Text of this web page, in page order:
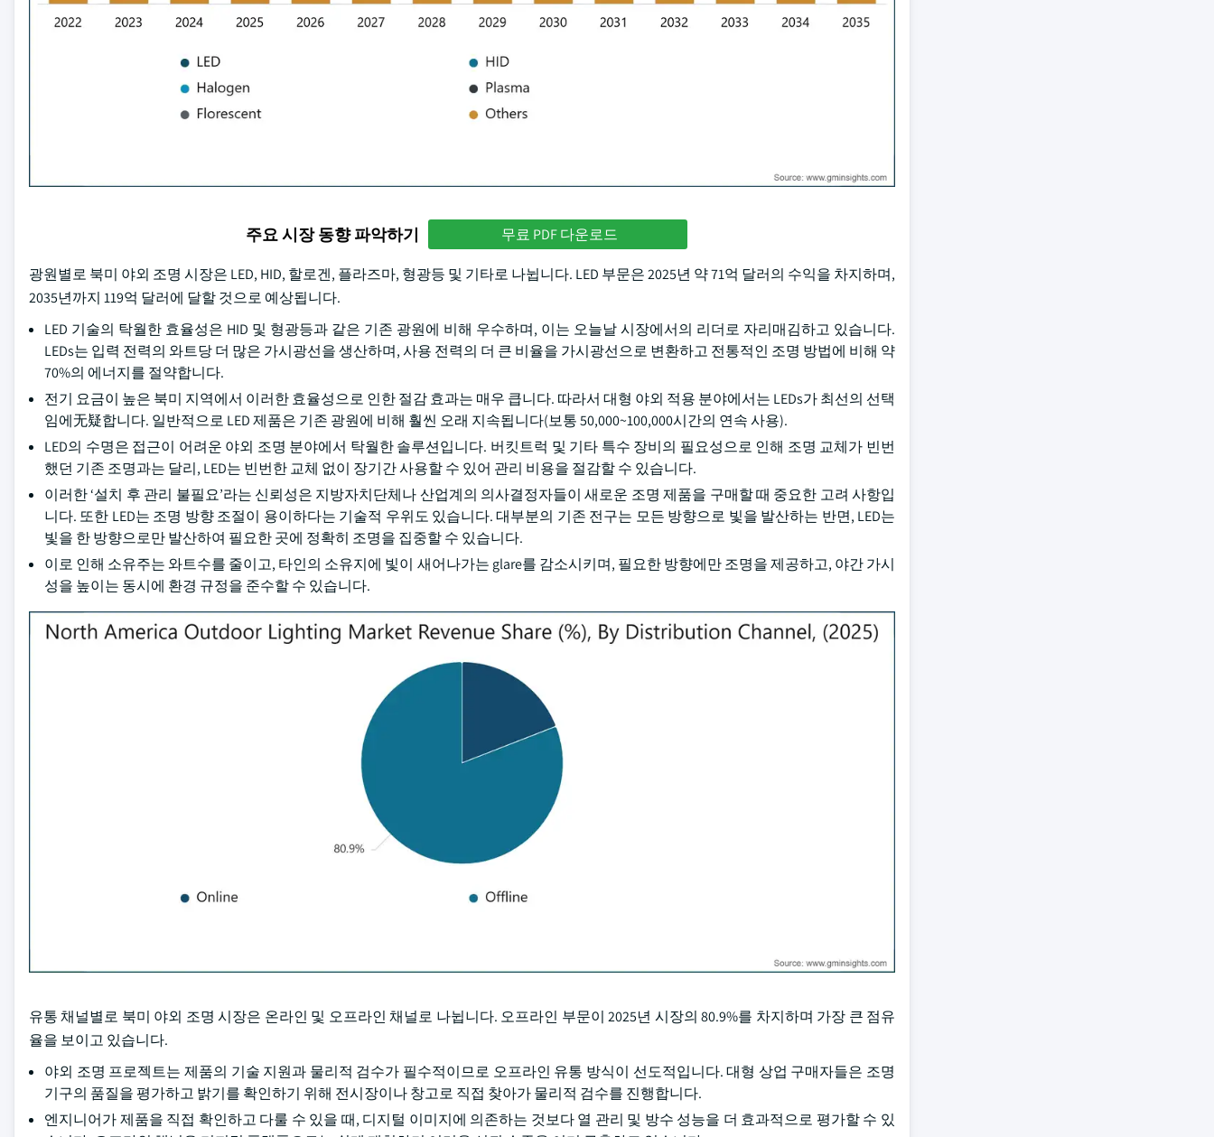
주요 시장 동향 파악하기 무료 PDF 다운로드
광원별로 북미 야외 조명 시장은 LED, HID, 할로겐, 플라즈마, 형광등 및 기타로 나뉩니다. LED 부문은 2025년 약 71억 달러의 수익을 차지하며,
2035년까지 119억 달러에 달할 것으로 예상됩니다.
LED 기술의 탁월한 효율성은 HID 및 형광등과 같은 기존 광원에 비해 우수하며, 이는 오늘날 시장에서의 리더로 자리매김하고 있습니다.
LEDs는 입력 전력의 와트당 더 많은 가시광선을 생산하며, 사용 전력의 더 큰 비율을 가시광선으로 변환하고 전통적인 조명 방법에 비해 약
70%의 에너지를 절약합니다.
전기 요금이 높은 북미 지역에서 이러한 효율성으로 인한 절감 효과는 매우 큽니다. 따라서 대형 야외 적용 분야에서는 LEDs가 최선의 선택
임에无疑합니다. 일반적으로 LED 제품은 기존 광원에 비해 훨씬 오래 지속됩니다(보통 50,000~100,000시간의 연속 사용).
LED의 수명은 접근이 어려운 야외 조명 분야에서 탁월한 솔루션입니다. 버킷트럭 및 기타 특수 장비의 필요성으로 인해 조명 교체가 빈번
했던 기존 조명과는 달리, LED는 빈번한 교체 없이 장기간 사용할 수 있어 관리 비용을 절감할 수 있습니다.
이러한 ‘설치 후 관리 불필요’라는 신뢰성은 지방자치단체나 산업계의 의사결정자들이 새로운 조명 제품을 구매할 때 중요한 고려 사항입
니다. 또한 LED는 조명 방향 조절이 용이하다는 기술적 우위도 있습니다. 대부분의 기존 전구는 모든 방향으로 빛을 발산하는 반면, LED는
빛을 한 방향으로만 발산하여 필요한 곳에 정확히 조명을 집중할 수 있습니다.
이로 인해 소유주는 와트수를 줄이고, 타인의 소유지에 빛이 새어나가는 glare를 감소시키며, 필요한 방향에만 조명을 제공하고, 야간 가시
성을 높이는 동시에 환경 규정을 준수할 수 있습니다.
유통 채널별로 북미 야외 조명 시장은 온라인 및 오프라인 채널로 나뉩니다. 오프라인 부문이 2025년 시장의 80.9%를 차지하며 가장 큰 점유
율을 보이고 있습니다.
야외 조명 프로젝트는 제품의 기술 지원과 물리적 검수가 필수적이므로 오프라인 유통 방식이 선도적입니다. 대형 상업 구매자들은 조명
기구의 품질을 평가하고 밝기를 확인하기 위해 전시장이나 창고로 직접 찾아가 물리적 검수를 진행합니다.
엔지니어가 제품을 직접 확인하고 다룰 수 있을 때, 디지털 이미지에 의존하는 것보다 열 관리 및 방수 성능을 더 효과적으로 평가할 수 있